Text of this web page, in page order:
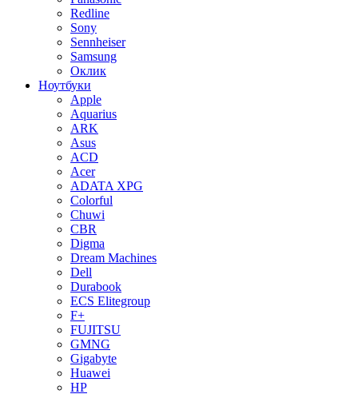
Redline
Sony
Sennheiser
Samsung
Оклик
Ноутбуки
Apple
Aquarius
ARK
Asus
ACD
Acer
ADATA XPG
Colorful
Chuwi
CBR
Digma
Dream Machines
Dell
Durabook
ECS Elitegroup
F+
FUJITSU
GMNG
Gigabyte
Huawei
HP